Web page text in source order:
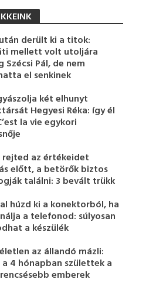
derült ki a titok:
mellett volt utoljára
Szécsi Pál, de nem
el senkinek
két elhunyt
Hegyesi Réka: így él
la vie egykori
rejted az értékeidet
előtt, a betörők biztos
találni: 3 bevált trükk
húzd ki a konektorból, ha
a telefonod: súlyosan
a készülék
az állandó mázli:
4 hónapban születtek a
emberek